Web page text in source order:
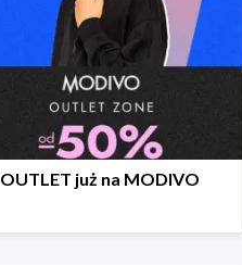
OUTLET już na MODIVO